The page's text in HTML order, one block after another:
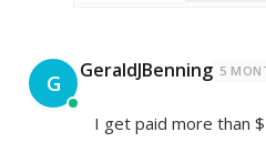
G GeraldJBenning 5
I get paid more than